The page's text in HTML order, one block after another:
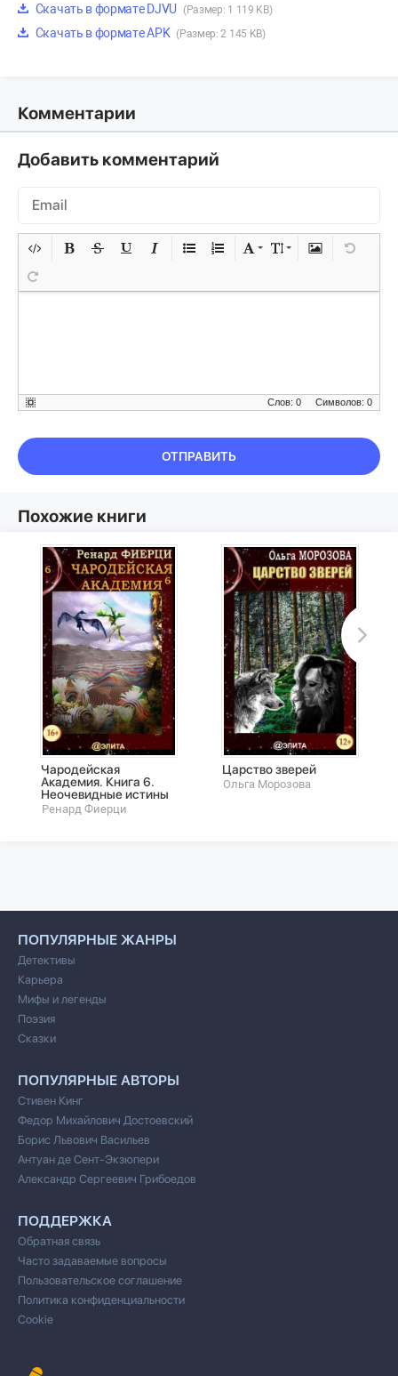
Скачать в формате DJVU (Размер: 1 119 KB)
Скачать в формате APK (Размер: 2 145 KB)
Комментарии
Добавить комментарий
Символов: 0
Слов: 0
ОТПРАВИТЬ
Похожие книги
Чародейская
Академия. Книга 6.
Неочевидные истины
Ренард Фиерци
Царство зверей
Ольга Морозова
ПОПУЛЯРНЫЕ ЖАНРЫ
Детективы
Карьера
Мифы и легенды
Поэзия
Сказки
ПОПУЛЯРНЫЕ АВТОРЫ
Стивен Кинг
Федор Михайлович Достоевский
Борис Львович Васильев
Антуан де Сент-Экзюпери
Александр Сергеевич Грибоедов
ПОДДЕРЖКА
Обратная связь
Часто задаваемые вопросы
Пользовательское соглашение
Политика конфиденциальности
Cookie